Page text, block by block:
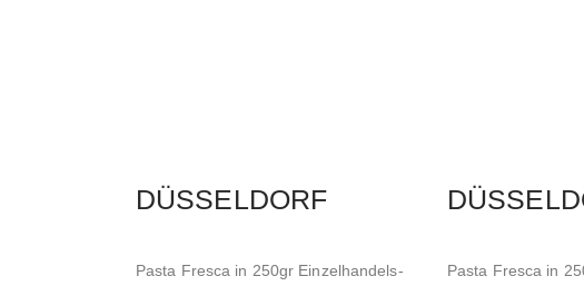
DÜSSELDORF
Pasta Fresca in 250gr Einzelhandels-
Pasta Fresca in